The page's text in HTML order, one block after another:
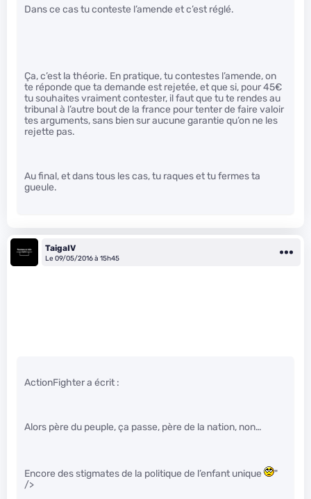
Dans ce cas tu conteste l’amende et c’est réglé.
Ça, c’est la théorie. En pratique, tu contestes l’amende, on
te réponde que ta demande est rejetée, et que si, pour 45€
tu souhaites vraiment contester, il faut que tu te rendes au
tribunal à l’autre bout de la france pour tenter de faire valoir
tes arguments, sans bien sur aucune garantie qu’on ne les
rejette pas.
Au final, et dans tous les cas, tu raques et tu fermes ta
gueule.
TaigaIV
Le 09/05/2016 à 15h45
ActionFighter a écrit :
Alors père du peuple, ça passe, père de la nation, non…
Encore des stigmates de la politique de l’enfant unique
"
/>